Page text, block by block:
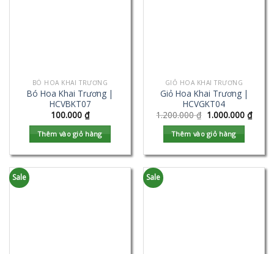
BÓ HOA KHAI TRƯƠNG
Bó Hoa Khai Trương |
HCVBKT07
100.000 ₫
Thêm vào giỏ hàng
GIỎ HOA KHAI TRƯƠNG
Giỏ Hoa Khai Trương |
HCVGKT04
1.200.000₫ 1.000.000 ₫
Thêm vào giỏ hàng
Sale Sale